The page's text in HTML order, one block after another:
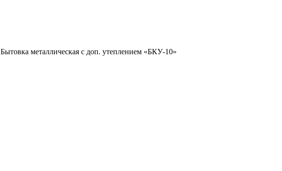
Бытовка металлическая с доп. утеплением «БКУ-10»